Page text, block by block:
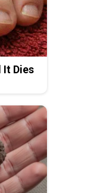
It Dies